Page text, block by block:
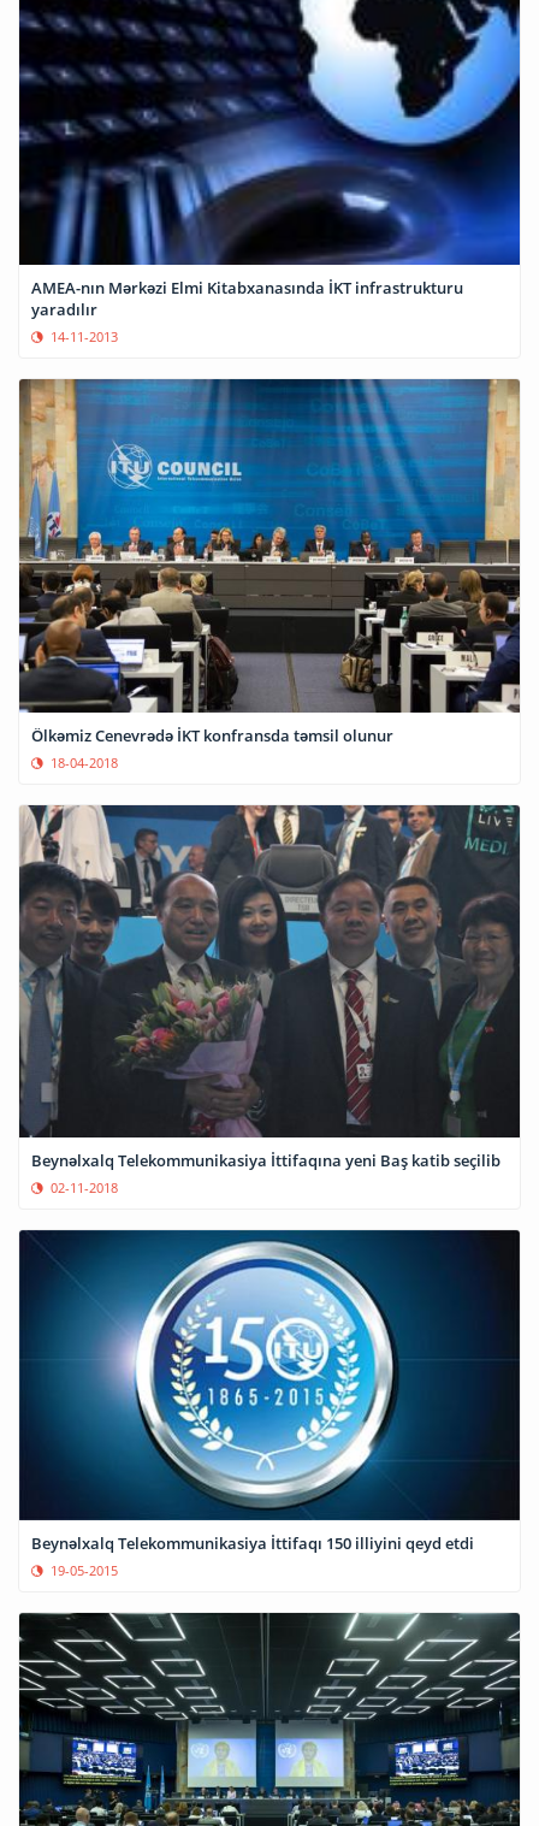
AMEA-nın Mərkəzi Elmi Kitabxanasında İKT infrastrukturu
yaradılır
14-11-2013
Ölkəmiz Cenevrədə İKT konfransda təmsil olunur
18-04-2018
Beynəlxalq Telekommunikasiya İttifaqına yeni Baş katib seçilib
02-11-2018
Beynəlxalq Telekommunikasiya İttifaqı 150 illiyini qeyd etdi
19-05-2015